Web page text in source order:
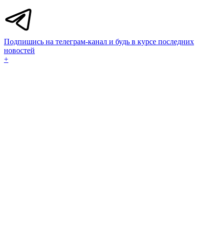
Подпишись на телеграм-канал и будь в курсе последних
новостей
+